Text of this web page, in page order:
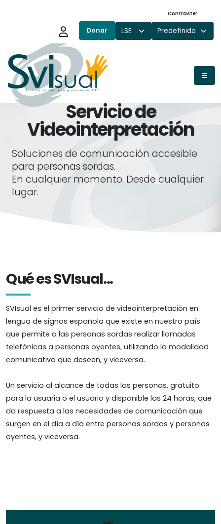
Donar
Contraste:
Servicio de
Videointerpretación
Soluciones de comunicación accesible
para personas sordas.
En cualquier momento. Desde cualquier
lugar.
Qué es SVIsual...
SVIsual es el primer servicio de videointerpretación en
lengua de signos española que existe en nuestro país
que permite a las personas sordas realizar llamadas
telefónicas a personas oyentes, utilizando la modalidad
comunicativa que deseen, y viceversa.
Un servicio al alcance de todas las personas, gratuito
para la usuaria o el usuario y disponible las 24 horas, que
da respuesta a las necesidades de comunicación que
surgen en el día a día entre personas sordas y personas
oyentes, y viceversa.